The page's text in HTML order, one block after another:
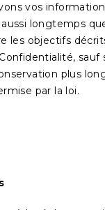
vos
longtemps
les objectifs
sauf
plus
par la loi.